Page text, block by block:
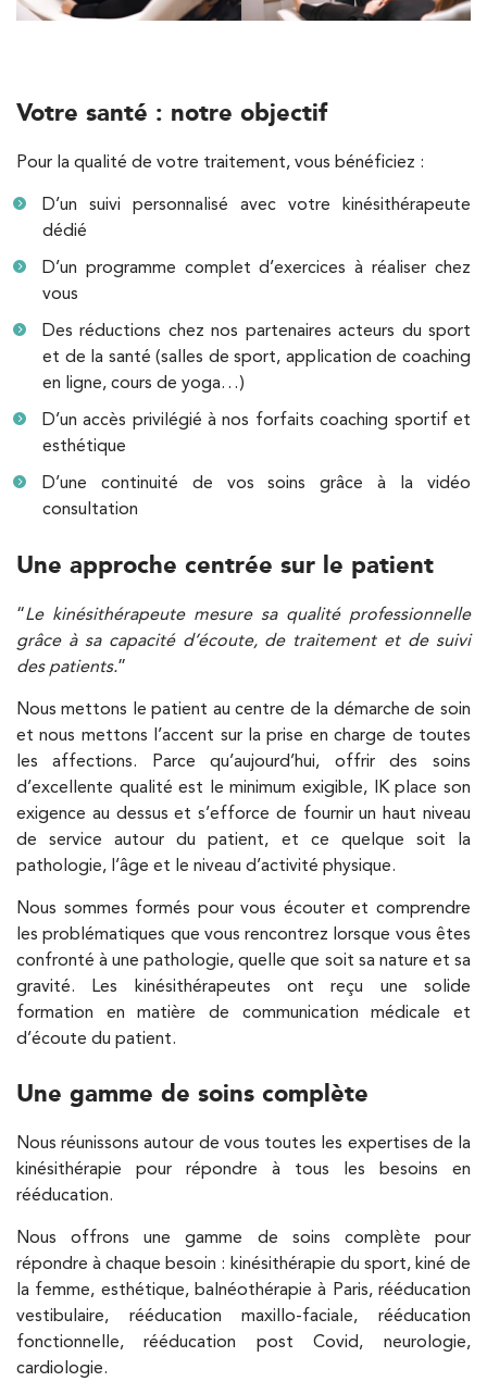
Votre santé : notre objectif
Pour la qualité de votre traitement, vous bénéficiez :
D’un suivi personnalisé avec votre kinésithérapeute
dédié
D’un programme complet d’exercices à réaliser chez
vous
Des réductions chez nos partenaires acteurs du sport
et de la santé (salles de sport, application de coaching
en ligne, cours de yoga…)
D’un accès privilégié à nos forfaits coaching sportif et
esthétique
D’une continuité de vos soins grâce à la vidéo
consultation
Une approche centrée sur le patient
“Le kinésithérapeute mesure sa qualité professionnelle
grâce à sa capacité d’écoute, de traitement et de suivi
des patients.”
Nous mettons le patient au centre de la démarche de soin
et nous mettons l’accent sur la prise en charge de toutes
les affections. Parce qu’aujourd’hui, offrir des soins
d’excellente qualité est le minimum exigible, IK place son
exigence au dessus et s’efforce de fournir un haut niveau
de service autour du patient, et ce quelque soit la
pathologie, l’âge et le niveau d’activité physique.
Nous sommes formés pour vous écouter et comprendre
les problématiques que vous rencontrez lorsque vous êtes
confronté à une pathologie, quelle que soit sa nature et sa
gravité. Les kinésithérapeutes ont reçu une solide
formation en matière de communication médicale et
d’écoute du patient.
Une gamme de soins complète
Nous réunissons autour de vous toutes les expertises de la
kinésithérapie pour répondre à tous les besoins en
rééducation.
Nous offrons une gamme de soins complète pour
répondre à chaque besoin : kinésithérapie du sport, kiné de
la femme, esthétique, balnéothérapie à Paris, rééducation
vestibulaire, rééducation maxillo-faciale, rééducation
fonctionnelle, rééducation post Covid, neurologie,
cardiologie.
380 Av. de la Division Leclerc 92290
380 Av. de la Division Leclerc 92290
Châtenay-Malabry
01 43 50 05 24
PRENDRE RDV
Kinésithérapie Balnéothérapie
IK Paris 17 – Villiers
68 Av. de Villiers 75017 Paris
68 Av. de Villiers 75017 Paris
01 44 90 90 40
PRENDRE RDV
Kinésithérapie Balnéothérapie
IK Paris 8 – Saint Lazare
20 Rue de la Pépinière 75008 Paris
20 Rue de la Pépinière 75008 Paris
01 55 06 05 07
PRENDRE RDV
PRENDRE RDV
Kinésithérapie
IK Vanves – 92
5 Rue Monge 92170 Vanves
5 Rue Monge 92170 Vanves
01 46 44 33 92
PRENDRE RDV
PRENDRE RDV
Kinésithérapie Balnéothérapie
199 Bd Saint-Germain 75007 Paris
199 Bd Saint-Germain 75007 Paris
01 43 25 10 20
Kinésithérapie